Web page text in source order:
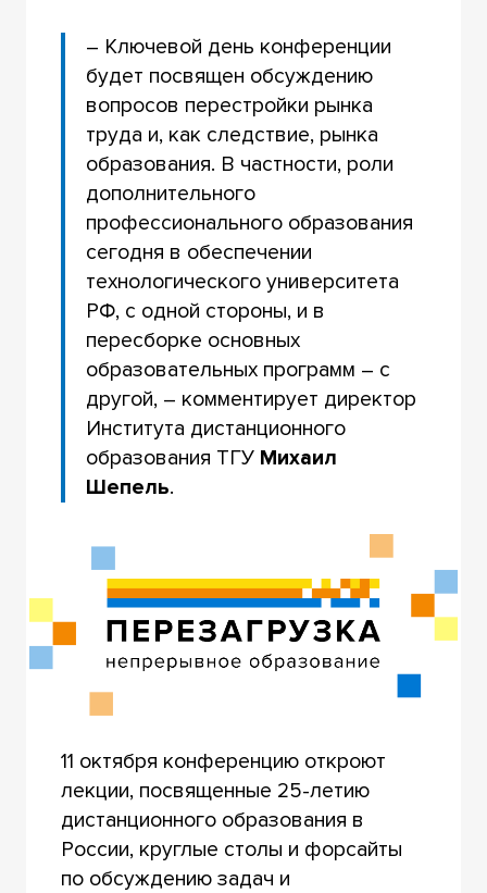
– Ключевой день конференции
будет посвящен обсуждению
вопросов перестройки рынка
труда и, как следствие, рынка
образования. В частности, роли
дополнительного
профессионального образования
сегодня в обеспечении
технологического университета
РФ, с одной стороны, и в
пересборке основных
образовательных программ – с
другой, – комментирует директор
Института дистанционного
образования ТГУ Михаил
Шепель.
11 октября конференцию откроют
лекции, посвященные 25-летию
дистанционного образования в
России, круглые столы и форсайты
по обсуждению задач и